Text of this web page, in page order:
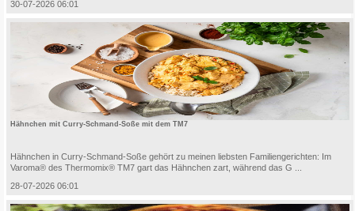
30-07-2026 06:01
Hähnchen mit Curry-Schmand-Soße mit dem TM7
Hähnchen in Curry-Schmand-Soße gehört zu meinen liebsten Familiengerichten: Im
Varoma® des Thermomix® TM7 gart das Hähnchen zart, während das G ...
28-07-2026 06:01